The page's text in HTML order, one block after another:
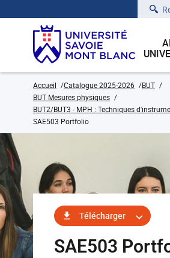
Accueil Catalogue 2025-2026
BUT
BUT Mesures physiques
BUT2/BUT3 - MPH : Techniques
SAE503 Portfolio
Télécharger
SAE503